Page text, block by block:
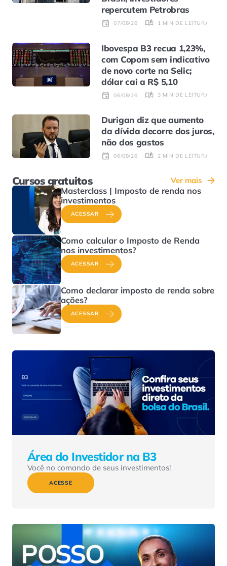
repercutem Petrobras
07/08/26 1 MIN DE LEITURA
Ibovespa B3 recua 1,23%,
com Copom sem indicativo
de novo corte na Selic;
dólar cai a R$ 5,10
06/08/26 3 MIN DE LEITURA
Durigan diz que aumento
da dívida decorre dos juros,
não dos gastos
06/08/26 2 MIN DE LEITURA
Cursos gratuitos Ver mais
Masterclass | Imposto de renda nos
investimentos
ACESSAR
Como calcular o Imposto de Renda
nos investimentos?
ACESSAR
Como declarar imposto de renda sobre
ações?
ACESSAR
Área do Investidor na B3
Você no comando de seus investimentos!
ACESSE